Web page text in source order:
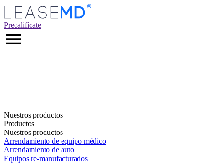
Precalifícate
Nuestros productos
Productos
Nuestros productos
Arrendamiento de equipo médico
Arrendamiento de auto
Equipos re-manufacturados